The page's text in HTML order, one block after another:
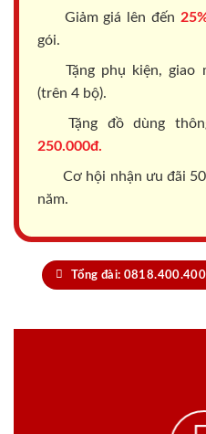
Giảm giá lên đến
gói.
Tặng phụ kiện, giao
(trên 4 bộ).
Tặng đồ dùng
250.000đ.
Cơ hội nhận ưu đãi
năm.
Tổng đài: 0818.400.400